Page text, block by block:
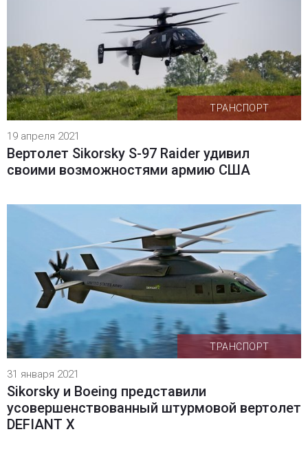
ТРАНСПОРТ
19 апреля 2021
Вертолет Sikorsky S-97 Raider удивил
своими возможностями армию США
ТРАНСПОРТ
31 января 2021
Sikorsky и Boeing представили
усовершенствованный штурмовой вертолет
DEFIANT X